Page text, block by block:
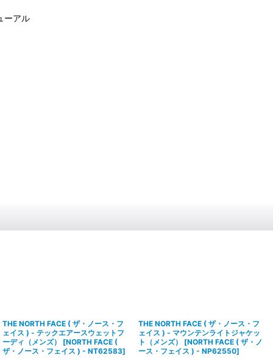
ーアル
THE NORTH FACE ( ザ・ノース・フ
ェイス ) - テックエアースウェットフ
ーディ（メンズ）
[NORTH FACE (
ザ・ノース・フェイス ) - NT62583]
THE NORTH FACE ( ザ・ノース・フ
ェイス ) - マウンテンライトジャケッ
ト（メンズ）
[NORTH FACE ( ザ・ノ
ース・フェイス ) - NP62550]